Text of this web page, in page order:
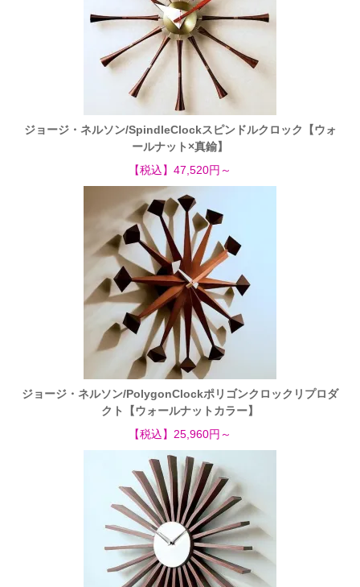
ジョージ・ネルソン/SpindleClockスピンドルクロック【ウォ
ールナット×真鍮】
【税込】47,520円～
ジョージ・ネルソン/PolygonClockポリゴンクロックリプロダ
クト【ウォールナットカラー】
【税込】25,960円～